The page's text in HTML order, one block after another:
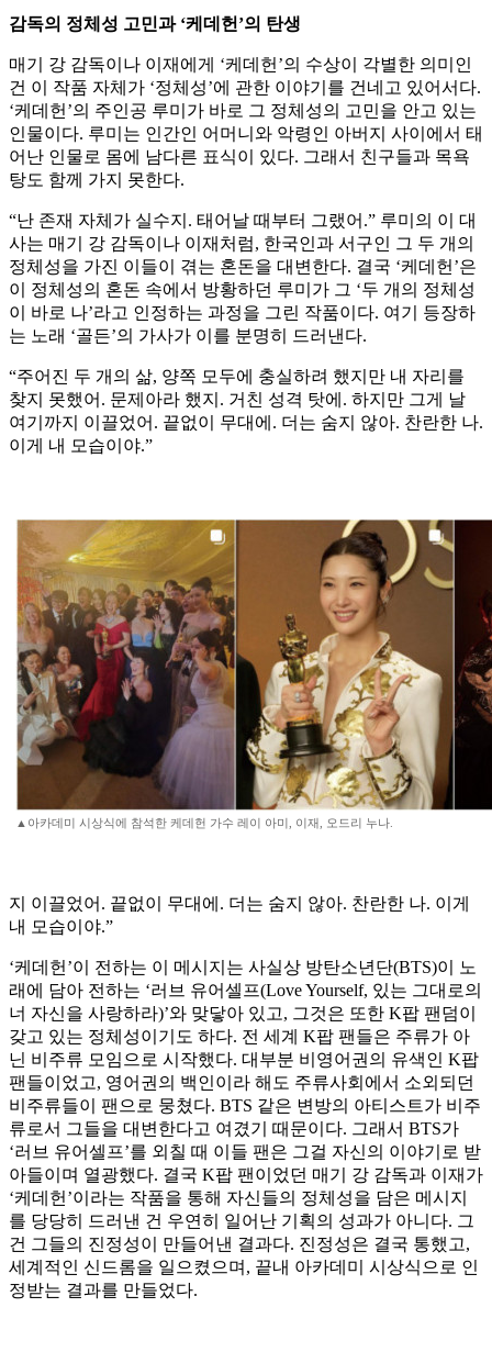
감독의 정체성 고민과 ‘케데헌’의 탄생
매기 강 감독이나 이재에게 ‘케데헌’의 수상이 각별한 의미인
건 이 작품 자체가 ‘정체성’에 관한 이야기를 건네고 있어서다.
‘케데헌’의 주인공 루미가 바로 그 정체성의 고민을 안고 있는
인물이다. 루미는 인간인 어머니와 악령인 아버지 사이에서 태
어난 인물로 몸에 남다른 표식이 있다. 그래서 친구들과 목욕
탕도 함께 가지 못한다.
“난 존재 자체가 실수지. 태어날 때부터 그랬어.” 루미의 이 대
사는 매기 강 감독이나 이재처럼, 한국인과 서구인 그 두 개의
정체성을 가진 이들이 겪는 혼돈을 대변한다. 결국 ‘케데헌’은
이 정체성의 혼돈 속에서 방황하던 루미가 그 ‘두 개의 정체성
이 바로 나’라고 인정하는 과정을 그린 작품이다. 여기 등장하
는 노래 ‘골든’의 가사가 이를 분명히 드러낸다.
“주어진 두 개의 삶, 양쪽 모두에 충실하려 했지만 내 자리를
찾지 못했어. 문제아라 했지. 거친 성격 탓에. 하지만 그게 날
여기까지 이끌었어. 끝없이 무대에. 더는 숨지 않아. 찬란한 나.
이게 내 모습이야.”
▲아카데미 시상식에 참석한 케데헌 가수 레이 아미, 이재, 오드리 누나.
지 이끌었어. 끝없이 무대에. 더는 숨지 않아. 찬란한 나. 이게
내 모습이야.”
‘케데헌’이 전하는 이 메시지는 사실상 방탄소년단(BTS)이 노
래에 담아 전하는 ‘러브 유어셀프(Love Yourself, 있는 그대로의
너 자신을 사랑하라)’와 맞닿아 있고, 그것은 또한 K팝 팬덤이
갖고 있는 정체성이기도 하다. 전 세계 K팝 팬들은 주류가 아
닌 비주류 모임으로 시작했다. 대부분 비영어권의 유색인 K팝
팬들이었고, 영어권의 백인이라 해도 주류사회에서 소외되던
비주류들이 팬으로 뭉쳤다. BTS 같은 변방의 아티스트가 비주
류로서 그들을 대변한다고 여겼기 때문이다. 그래서 BTS가
‘러브 유어셀프’를 외칠 때 이들 팬은 그걸 자신의 이야기로 받
아들이며 열광했다. 결국 K팝 팬이었던 매기 강 감독과 이재가
‘케데헌’이라는 작품을 통해 자신들의 정체성을 담은 메시지
를 당당히 드러낸 건 우연히 일어난 기획의 성과가 아니다. 그
건 그들의 진정성이 만들어낸 결과다. 진정성은 결국 통했고,
세계적인 신드롬을 일으켰으며, 끝내 아카데미 시상식으로 인
정받는 결과를 만들었다.